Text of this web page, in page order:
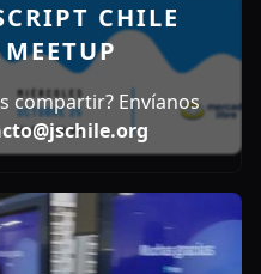
CHILE
compartir? Envíanos